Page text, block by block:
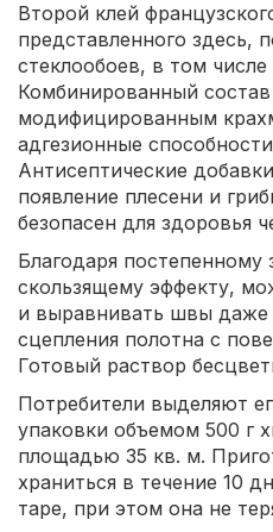
Второй клей
представленного здесь,
стеклообоев, в том
Комбинированный
модифицированным
адгезионные
Антисептические
появление плесени и
безопасен для здоровья
Благодаря
скользящему эффекту,
и выравнивать швы даже
сцепления полотна с
Готовый раствор
Потребители выделяют
упаковки объемом 500 г
площадью 35 кв. м.
храниться в течение 10
таре, при этом она не